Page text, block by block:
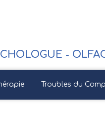
-
Troubles du